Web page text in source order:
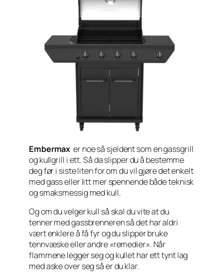
Embermax er noe så sjeldent som en gassgrill
og kullgrill i ett. Så da slipper du å bestemme
deg før i siste liten for om du vil gjøre det enkelt
med gass eller litt mer spennende både teknisk
og smaksmessig med kull.
Og om du velger kull så skal du vite at du
tenner med gassbrenneren så det har aldri
vært enklere å få fyr og du slipper bruke
tennvæske eller andre «remedier». Når
flammene legger seg og kullet har ett tynt lag
med aske over seg så er du klar.